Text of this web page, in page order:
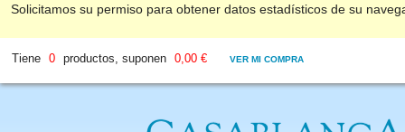
Solicitamos su permiso para obtener datos estadísticos de su
Tiene 0 productos, suponen 0,00 € VER MI COMPRA